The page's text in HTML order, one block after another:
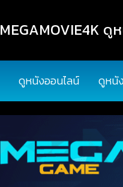
MEGAMOVIE4K
ดูหนังออนไลน์ ดูหนั